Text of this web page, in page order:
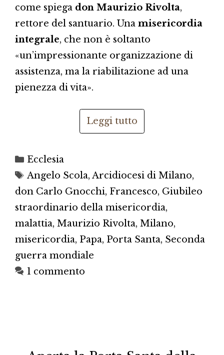
come spiega don Maurizio Rivolta,
rettore del santuario. Una misericordia
integrale, che non è soltanto
«un’impressionante organizzazione di
assistenza, ma la riabilitazione ad una
pienezza di vita».
Leggi tutto
Categorie
Ecclesia
Tag
Angelo Scola, Arcidiocesi di Milano,
don Carlo Gnocchi, Francesco, Giubileo
straordinario della misericordia,
malattia, Maurizio Rivolta, Milano,
misericordia, Papa, Porta Santa, Seconda
guerra mondiale
1 commento